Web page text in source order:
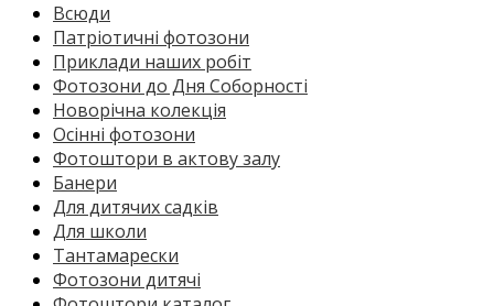
Всюди
Патріотичні фотозони
Приклади наших робіт
Фотозони до Дня Соборності
Новорічна колекція
Осінні фотозони
Фотоштори в актову залу
Банери
Для дитячих садків
Для школи
Тантамарески
Фотозони дитячі